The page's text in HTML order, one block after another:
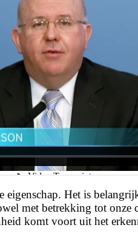
eigenschap. Het is
met betrekking tot onze
komt voort uit het